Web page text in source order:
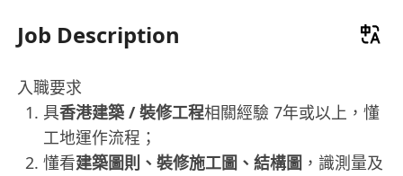
Job Description
入職要求
具香港建築 / 裝修工程相關經驗 7年或以上，懂
工地運作流程；
懂看建築圖則、裝修施工圖、結構圖 ，識測量及